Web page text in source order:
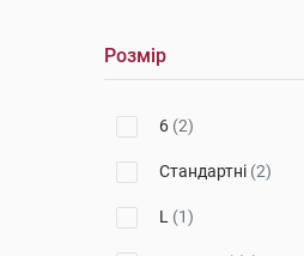
Розмір
6 (2)
Стандартні (2)
L (1)